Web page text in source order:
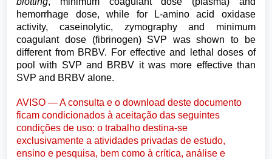
hemorrhage dose, while for L-amino acid oxidase
activity, caseinolytic, zymography and minimum
coagulant dose (fibrinogen) SVP was shown to be
different from BRBV. For effective and lethal doses of
pool with SVP and BRBV it was more effective than
SVP and BRBV alone.
AVISO — A consulta e o download deste documento
ficam condicionados à aceitação das seguintes
condições de uso: o trabalho destina-se
exclusivamente a atividades privadas de estudo,
ensino e pesquisa, bem como à crítica, análise e